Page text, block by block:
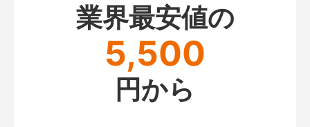
業界最安値の
5,500
円から